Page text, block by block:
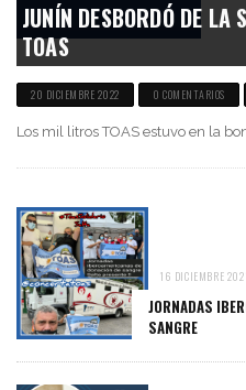
JUNÍN DESBORDÓ DE LA
TOAS
20 DICIEMBRE 2022 0 COMENTARIOS
Los mil litros TOAS estuvo en la
16 DICIEMBRE
JORNADAS
SANGRE